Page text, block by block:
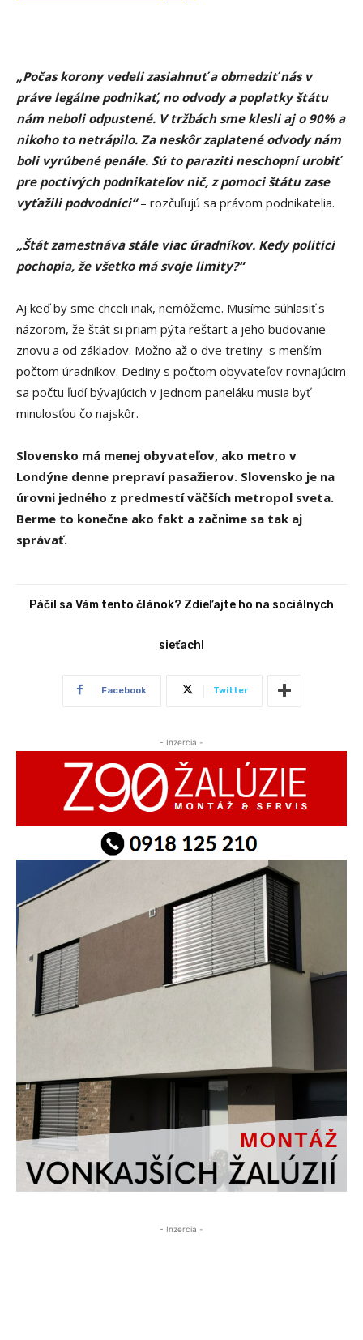
„Počas korony vedeli zasiahnuť a obmedziť nás v
práve legálne podnikať, no odvody a poplatky štátu
nám neboli odpustené. V tržbách sme klesli aj o 90% a
nikoho to netrápilo. Za neskôr zaplatené odvody nám
boli vyrúbené penále. Sú to paraziti neschopní urobiť
pre poctivých podnikateľov nič, z pomoci štátu zase
vyťažili podvodníci“– rozčuľujú sa právom podnikatelia.
„Štát zamestnáva stále viac úradníkov. Kedy politici
pochopia, že všetko má svoje limity?“
Aj keď by sme chceli inak, nemôžeme. Musíme súhlasiť s
názorom, že štát si priam pýta reštart a jeho budovanie
znovu a od základov. Možno až o dve tretiny s menším
počtom úradníkov. Dediny s počtom obyvateľov rovnajúcim
sa počtu ľudí bývajúcich v jednom paneláku musia byť
minulosťou čo najskôr.
Slovensko má menej obyvateľov, ako metro v
Londýne denne prepraví pasažierov. Slovensko je na
úrovni jedného z predmestí väčších metropol sveta.
Berme to konečne ako fakt a začnime sa tak aj
správať.
Páčil sa Vám tento článok? Zdieľajte ho na sociálnych
sieťach!
Facebook Twitter
- Inzercia -
- Inzercia -